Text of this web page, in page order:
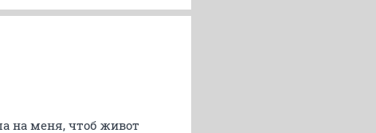
на меня, чтоб живот